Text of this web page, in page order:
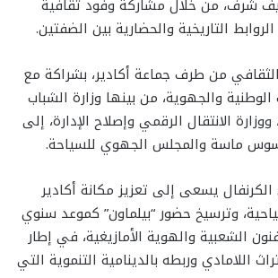
شرف، من خلال مشاركة وفود ثقافية
التاريخية والحضارية بين الضفتين.
من طرف جماعة أكادير، بشراكة مع
والجهوية، من بينها وزارة الشباب
الانتقال الرقمي وإصلاح الإدارة، إلى
ماسة والمجلس الجهوي للسياحة.
الكرنفال يسعى إلى تعزيز مكانة أكادير
وترسيخ حضور “بيلماون” كموعد سنوي
الشعبية والهوية الأمازيغية، في إطار
اللامادي وربطه بالدينامية التنموية التي